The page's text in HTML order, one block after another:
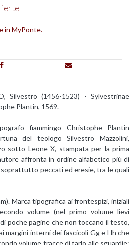
in MyPonte.
Silvestro (1456-1523) - Sylvestrinae
Plantin, 1569.
fiammingo Christophe Plantin
del teologo Silvestro Mazzolini,
sotto Leone X, stampata per la prima
affronta in ordine alfabetico più di
peccati ed eresie, tra le quali
Marca tipografica ai frontespizi, iniziali
volume (nel primo volume lievi
poche pagine che non toccano il testo,
margini interni dei fascicoli Gg e Hh che
volume tracce di tarlo alle sguardie;